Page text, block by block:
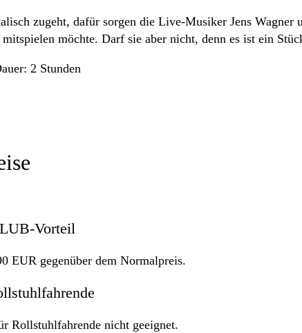
zugeht, dafür sorgen die Live-Musiker Jens
mitspielen möchte. Darf sie aber nicht, denn es ist ein
2 Stunden
Vorteil
EUR gegenüber dem Normalpreis.
Rollstuhlfahrende nicht geeignet.